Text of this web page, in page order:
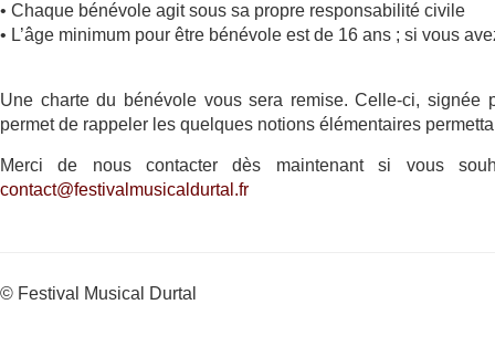
• Chaque bénévole agit sous sa propre responsabilité civile
• L’âge minimum pour être bénévole est de 16 ans ; si vous
Une charte du bénévole vous sera remise. Celle-ci,
permet de rappeler les quelques notions élémentaires
Merci de nous contacter dès maintenant si vous
contact@festivalmusicaldurtal.fr
© Festival Musical Durtal